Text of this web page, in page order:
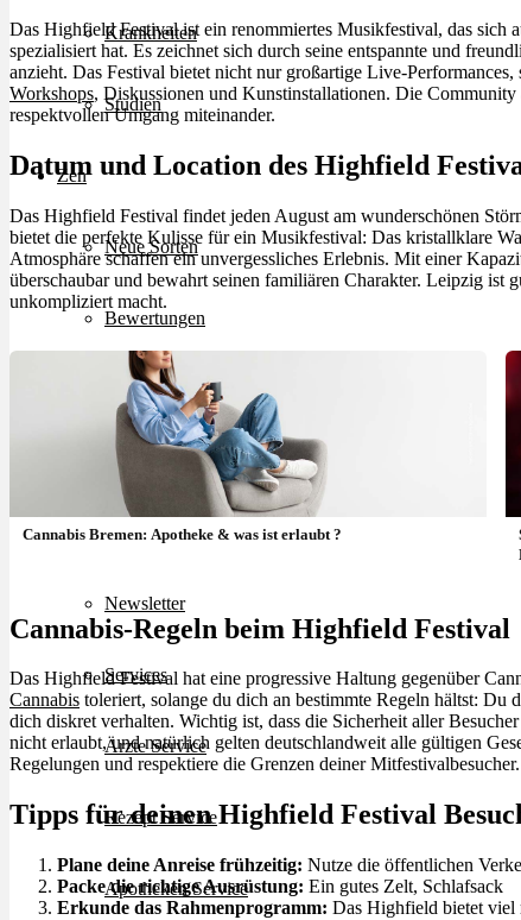
Krankheiten
Studien
Zen
Neue Sorten
Bewertungen
Hersteller
News
App
Newsletter
Services
Ärzte Service
Rezept Service
Apotheken Service
Das Highfield Festival ist ein renommiertes Musikfestival, das
spezialisiert hat. Es zeichnet sich durch seine entspannte und
anzieht. Das Festival bietet nicht nur großartige Live-
Workshops, Diskussionen und Kunstinstallationen. Die
respektvollen Umgang miteinander.
Datum und Location des Highfield
Das Highfield Festival findet jeden August am wunderschönen
bietet die perfekte Kulisse für ein Musikfestival: Das kristallklare
Atmosphäre schaffen ein unvergessliches Erlebnis. Mit einer
überschaubar und bewahrt seinen familiären Charakter. Leipzig ist
unkompliziert macht.
Cannabis Bremen: Apotheke & was ist erlaubt ?
Cannabis-Regeln beim Highfield Festival
Das Highfield Festival hat eine progressive Haltung gegenüber
Cannabis toleriert, solange du dich an bestimmte Regeln hältst:
dich diskret verhalten. Wichtig ist, dass die Sicherheit aller
nicht erlaubt, und natürlich gelten deutschlandweit alle gültigen
Regelungen und respektiere die Grenzen deiner Mitfestivalbesucher.
Tipps für deinen Highfield Festival
Plane deine Anreise frühzeitig: Nutze die öffentlichen
Packe die richtige Ausrüstung: Ein gutes Zelt, Schlafsack
Erkunde das Rahmenprogramm: Das Highfield bietet viel